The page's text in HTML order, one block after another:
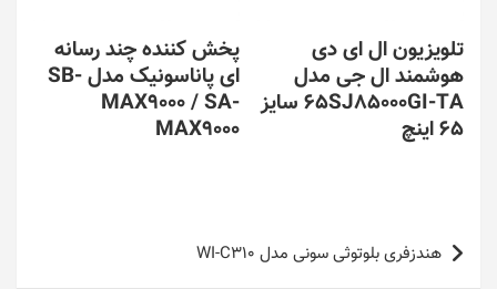
تلویزیون ال ای دی
هوشمند ال جی مدل
65SJ85000GI-TA سایز
65 اینچ
پخش کننده چند رسانه
ای پاناسونیک مدل SB-
MAX9000 / SA-
MAX9000
راهبری
نوشته
هندزفری بلوتوثی سونی مدل WI-C310